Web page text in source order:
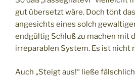
gut übersetzt wäre. Doch tönt
angesichts eines solch
endgültig Schluß zu machen mit
irreparablen System. Es ist nicht
Auch „Steigt aus!“ ließe